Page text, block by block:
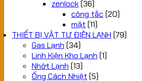
zenlock(36)
công tắc (20)
mặt (11)
THIẾT BỊ VẬT TƯ ĐIỆN LẠNH (79)
Gas Lạnh (34)
Linh Kiện Kho Lạnh (1)
Nhớt Lạnh (13)
Ống Cách Nhiệt (5)